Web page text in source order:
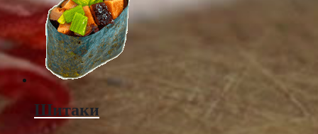
Шитаки